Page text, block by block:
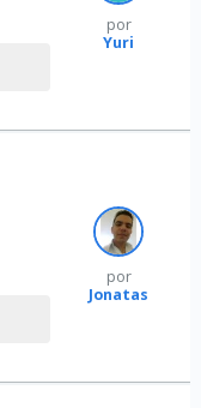
por
Yuri
por
Jonatas